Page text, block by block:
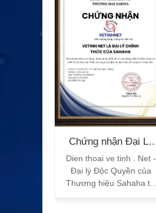
Chứng nhận Đại Lý
Sahaha
Dien thoai ve tinh . Net -
Đại lý Độc Quyền của
Thương hiệu Sahaha tại